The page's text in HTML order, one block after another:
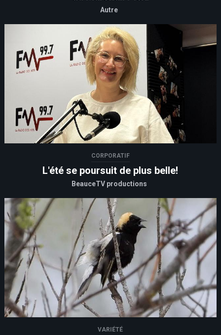
Autre
CORPORATIF
L'été se poursuit de plus belle!
BeauceTV productions
VARIÉTÉ